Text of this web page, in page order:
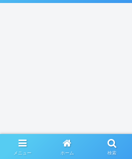
メニュー ホーム 検索